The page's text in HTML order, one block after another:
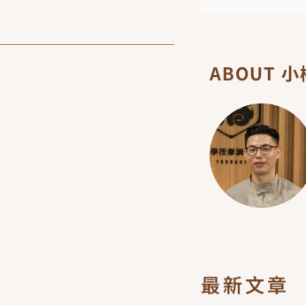
ABOUT 小
最新文章